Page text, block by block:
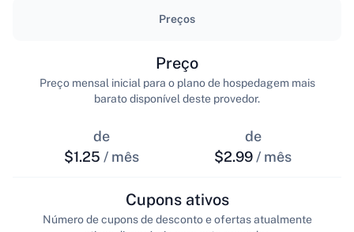
Preços
de
$1.25 / mês
Preço
Preço mensal inicial para o plano de hospedagem mais
barato disponível deste provedor.
de
$2.99/ mês
Cupons ativos
Número de cupons de desconto e ofertas atualmente